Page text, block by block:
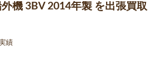
機 3BV 2014年製 を出張買取
績